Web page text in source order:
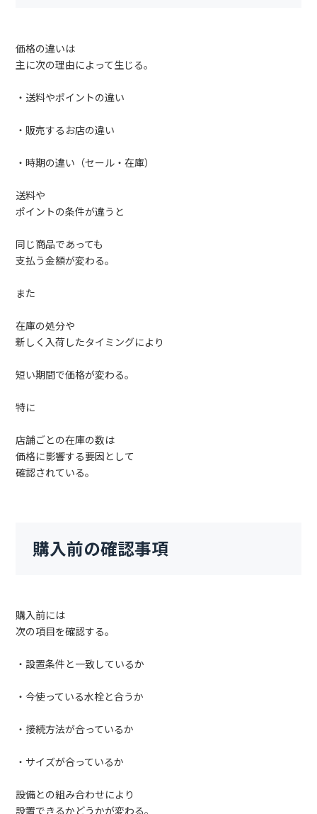
価格の違いは
主に次の理由によって生じる。
・送料やポイントの違い
・販売するお店の違い
・時期の違い（セール・在庫）
送料や
ポイントの条件が違うと
同じ商品であっても
支払う金額が変わる。
また
在庫の処分や
新しく入荷したタイミングにより
短い期間で価格が変わる。
特に
店舗ごとの在庫の数は
価格に影響する要因として
確認されている。
購入前の確認事項
購入前には
次の項目を確認する。
・設置条件と一致しているか
・今使っている水栓と合うか
・接続方法が合っているか
・サイズが合っているか
設備との組み合わせにより